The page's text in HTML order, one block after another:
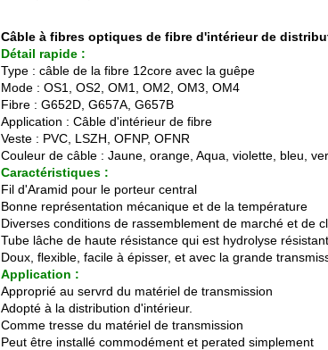
Câble à fibres optiques de fibre d'intérieur de
Détail rapide :
Type : câble de la fibre 12core avec la guêpe
Mode : OS1, OS2, OM1, OM2, OM3, OM4
Fibre : G652D, G657A, G657B
Application : Câble d'intérieur de fibre
Veste : PVC, LSZH, OFNP, OFNR
Couleur de câble : Jaune, orange, Aqua, violette, bleu,
Caractéristiques :
Fil d'Aramid pour le porteur central
Bonne représentation mécanique et de la température
Diverses conditions de rassemblement de marché et de
Tube lâche de haute résistance qui est hydrolyse
Doux, flexible, facile à épisser, et avec la grande
Application :
Approprié au servrd du matériel de transmission
Adopté à la distribution d'intérieur.
Comme tresse du matériel de transmission
Peut être installé commodément et perated simplement